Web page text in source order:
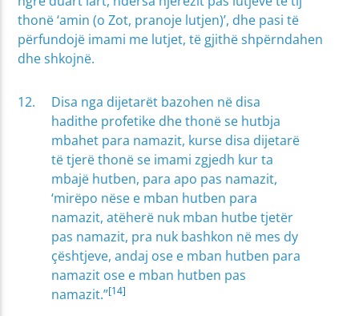
thonë ‘amin (o Zot, pranoje lutjen)’, dhe pasi të
përfundojë imami me lutjet, të gjithë shpërndahen
dhe shkojnë.
Disa nga dijetarët bazohen në disa
hadithe profetike dhe thonë se hutbja
mbahet para namazit, kurse disa dijetarë
të tjerë thonë se imami zgjedh kur ta
mbajë hutben, para apo pas namazit,
‘mirëpo nëse e mban hutben para
namazit, atëherë nuk mban hutbe tjetër
pas namazit, pra nuk bashkon në mes dy
çështjeve, andaj ose e mban hutben para
namazit ose e mban hutben pas
namazit.”[14]